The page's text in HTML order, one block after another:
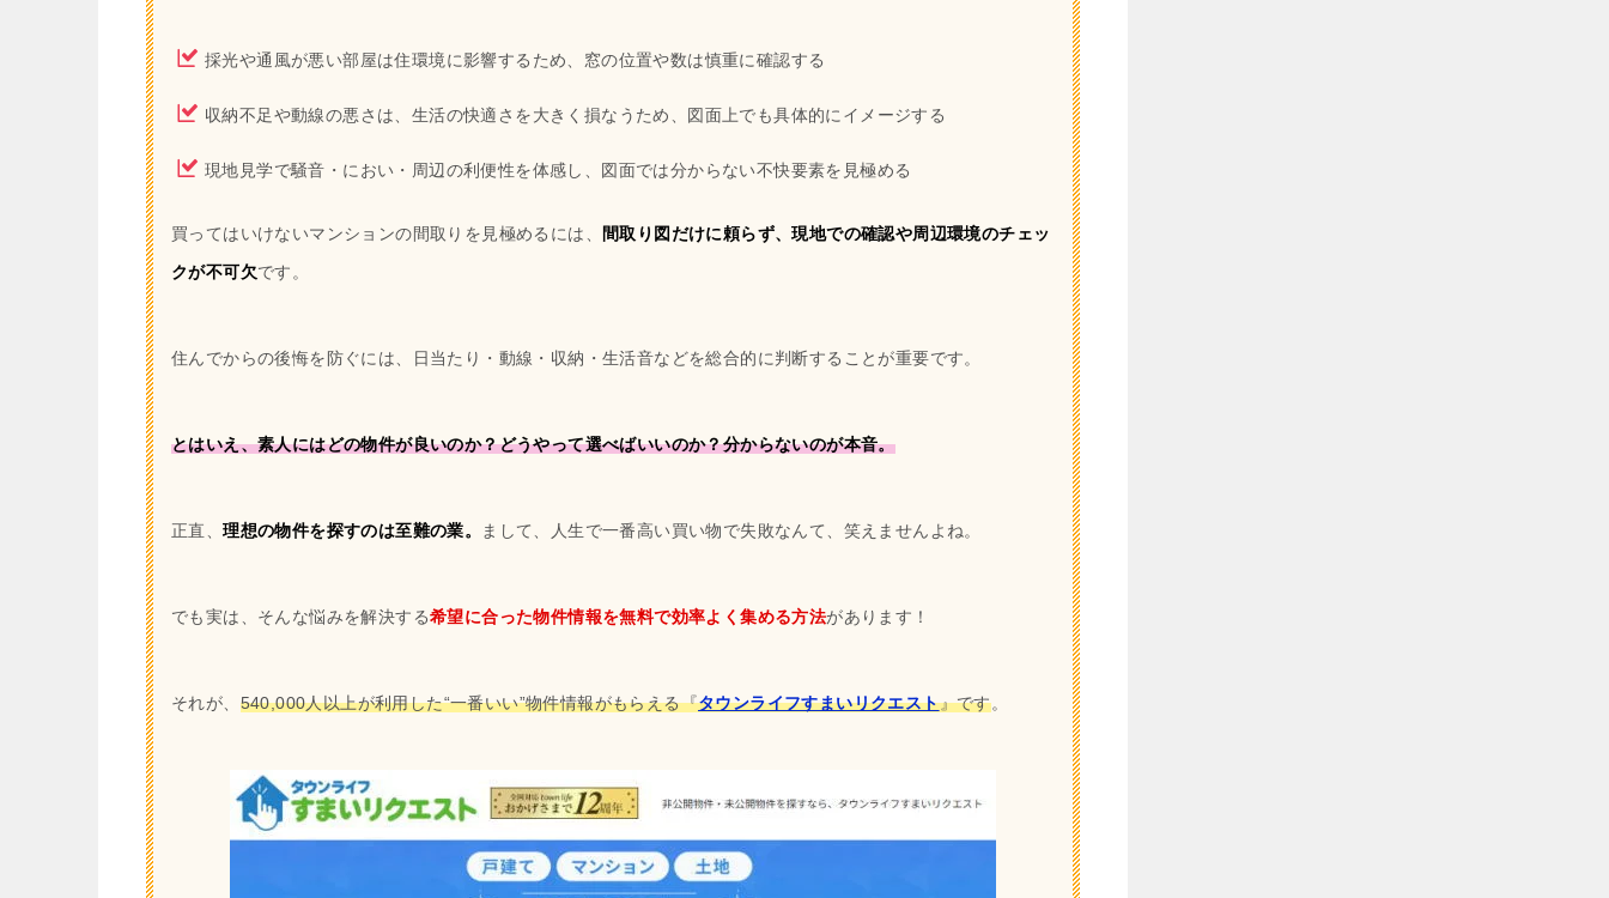
採光や通風が悪い部屋は住環境に影響するため、窓の位置や数は慎重に確認する
収納不足や動線の悪さは、生活の快適さを大きく損なうため、図面上でも具体的にイメージする
現地見学で騒音・におい・周辺の利便性を体感し、図面では分からない不快要素を見極める
買ってはいけないマンションの間取りを見極めるには、
間取り図だけに頼らず、現地での確認や周辺環境のチェッ
クが不可欠です。
住んでからの後悔を防ぐには、日当たり・動線・収納・生活音などを総合的に判断することが重要です。
とはいえ、素人にはどの物件が良いのか？どうやって選べばいいのか？分からないのが本音。
正直、理想の物件を探すのは至難の業。 まして、人生で一番高い買い物で失敗なんて、笑えませんよね。
でも実は、そんな悩みを解決する希望に合った物件情報を無料で効率よく集める方法があります！
それが、 540,000人以上が利用した“一番いい”物件情報がもらえる『タウンライフすまいリクエスト』です。